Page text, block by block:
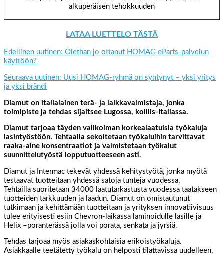
alkuperäisen tehokkuuden
LATAA LUETTELO TÄSTÄ
Edellinen uutinen: Olethan jo ottanut HOMAG eParts-palvelun
käyttöön?
Seuraava uutinen: Uusi HOMAG-ryhmä on syntynyt – yksi yritys
ja yksi brändi
Diamut on italialainen terä- ja laikkavalmistaja, jonka
toimipiste ja tehdas sijaitsee Lugossa, koillis-Italiassa.
Diamut tarjoaa täyden valikoiman korkealaatuisia työkaluja
lasintyöstöön. Tehtaalla sekoitetaan työkaluihin tarvittavat
raaka-aine konsentraatiot ja valmistetaan työkalut
suunnittelutyöstä lopputuotteeseen asti.
Diamut ja Intermac tekevät yhdessä kehitystyötä, jonka myötä
testaavat tuotteitaan yhdessä satoja tunteja vuodessa.
Tehtailla suoritetaan 34000 laatutarkastusta vuodessa taatakseen
tuotteiden tarkkuuden ja laadun. Diamut on omistautunut
tutkimaan ja kehittämään tuotteitaan ja yrityksen innovatiivisuus
tulee erityisesti esiin Chevron-laikassa laminoidulle lasille ja
Helix –poranterässä jolla voi porata, senkata ja jyrsiä.
Tehdas tarjoaa myös asiakaskohtaisia erikoistyökaluja.
Asiakkaalle teetätetty työkalu on helposti tilattavissa uudelleen,